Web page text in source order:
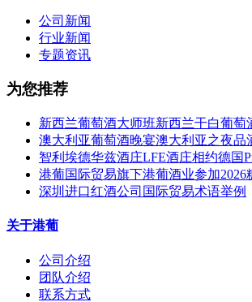
公司新闻
行业新闻
专题资讯
为您推荐
新西兰葡萄酒大师班新西兰干白葡萄
澳大利亚葡萄酒晚宴澳大利亚之夜品
智利埃德华兹酒庄LFE酒庄相约德国
港葡国际贸易旗下港葡酒业参加2026
深圳进口红酒公司国际贸易术语举例
关于港葡
公司介绍
团队介绍
联系方式